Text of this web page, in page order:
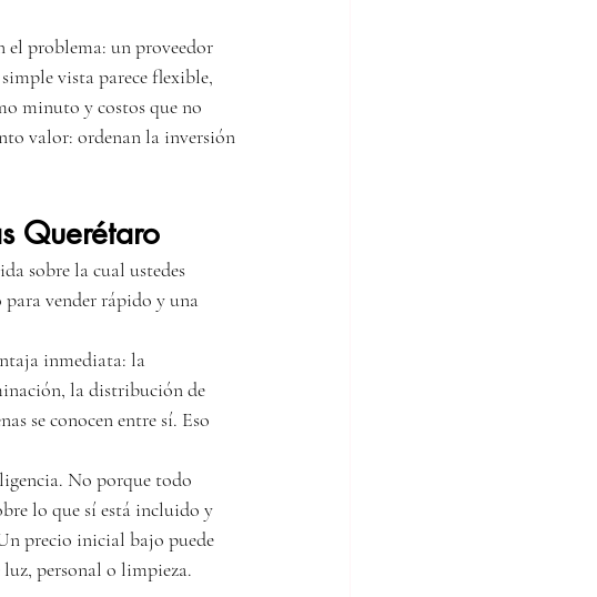
el problema: un proveedor
vista parece flexible,
minuto y costos que no
valor: ordenan la inversión
Querétaro
sobre la cual ustedes
para vender rápido y una
inmediata: la
la distribución de
se conocen entre sí. Eso
No porque todo
lo que sí está incluido y
precio inicial bajo puede
personal o limpieza.